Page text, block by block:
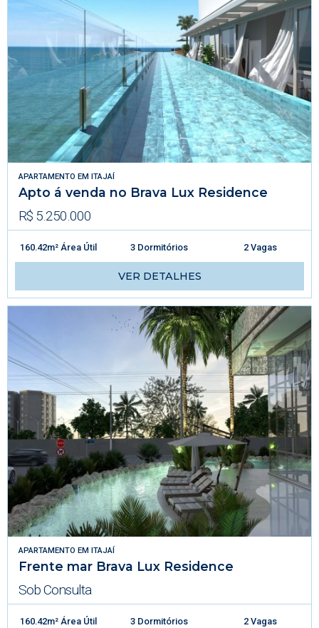
APARTAMENTO EM ITAJAÍ
Apto á venda no Brava Lux Residence
R$ 5.250.000
160.42m² Área Útil 3 Dormitórios 2 Vagas
VER DETALHES
APARTAMENTO EM ITAJAÍ
Frente mar Brava Lux Residence
Sob Consulta
160.42m² Área Útil 3 Dormitórios 2 Vagas